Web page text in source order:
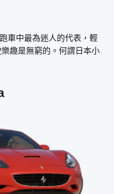
車中最為迷人的代表，輕
趣是無窮的。何謂日本小